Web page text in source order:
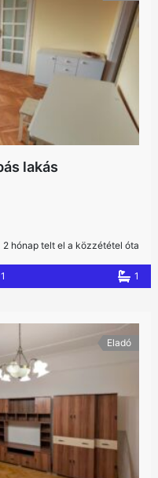
lakás
2 hónap telt el a közzététel óta
1 1
Eladó